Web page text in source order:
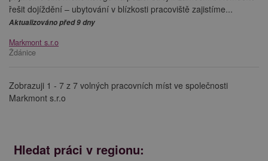
řešit dojíždění – ubytování v blízkosti pracoviště zajistíme...
Aktualizováno před 9 dny
Markmont s.r.o
Ždánice
Zobrazuji 1 - 7 z 7 volných pracovních míst ve společnosti
Markmont s.r.o
Hledat práci v regionu: